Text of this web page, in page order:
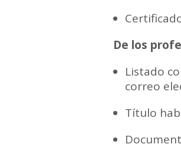
De los
Listado
correo
Título